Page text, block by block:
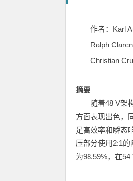
作者： Karl
Ralph
Christian
摘要
随着48 V架
方面表现出色，
足高效率和瞬态
压部分使用2:1
为98.59%，在54